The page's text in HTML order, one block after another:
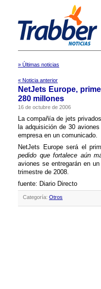
» Últimas noticias
« Noticia anterior
NetJets Europe,
280 millones
16 de octubre de 2006
La compañí­a de jets
la adquisición de 30
empresa en un comunicado.
NetJets Europe será el
pedido que fortalece aún
aviones se entregarán en
trimestre de 2008.
fuente: Diario Directo
Categoría: Otros